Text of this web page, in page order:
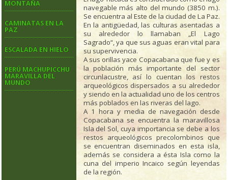
MONTAÑA
CAMINATAS EN LA
PAZ
ESCALADA EN HIELO
PERÚ MACHUPICCHU
MARAVILLA DEL
MUNDO
navegable más alto del mundo (3850 m.).
Se encuentra al Este de la ciudad de La Paz.
En la antigüedad, las culturas asentadas a
su alrededor lo llamaban „El Lago
Sagrado“, ya que sus aguas eran vital para
su supervivencia.
A sus orillas yace Copacabana que fue y es
la población más importante del sector
circunlacustre, así lo cuentan los restos
arqueológicos dispersados a su alrededor
y siendo en la actualidad uno de los centros
más poblados en las riveras del lago.
A 1 hora y media de navegación desde
Copacabana se encuentra la maravillosa
Isla del Sol, cuya importancia se debe a los
restos arqueológicos precolombinos que
se encuentran diseminados en esta isla,
además se considera a ésta Isla como la
cuna del imperio Incaico según leyendas
de la región.